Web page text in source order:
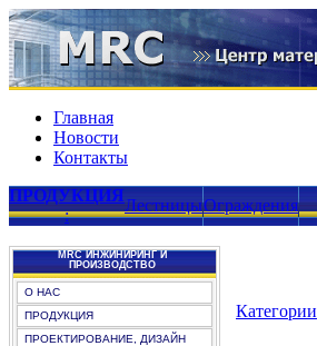
Главная
Новости
Контакты
ПРОДУКЦИЯ
:
ЛестницыОграждения
MRC ИНЖИНИРИНГ И
ПРОИЗВОДСТВО
О НАС
ПРОДУКЦИЯ
ПРОЕКТИРОВАНИЕ, ДИЗАЙН
Категории